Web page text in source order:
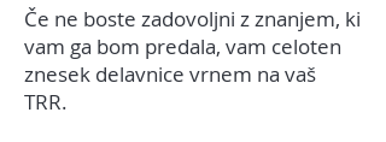
Če ne boste zadovoljni z znanjem, ki
vam ga bom predala, vam celoten
znesek delavnice vrnem na vaš
TRR.